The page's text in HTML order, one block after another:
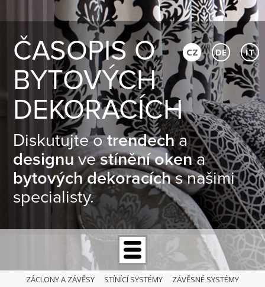
ČASOPIS O
BYTOVÝCH
DEKORACÍCH
Diskutujte otrendecha
designuvestínění okena
bytových dekoracíchs našimi
specialisty.
CZ DE IT
ZÁCLONY A ZÁVĚSY STÍNÍCÍ SYSTÉMY
ZÁVĚSNÉ SYSTÉMY